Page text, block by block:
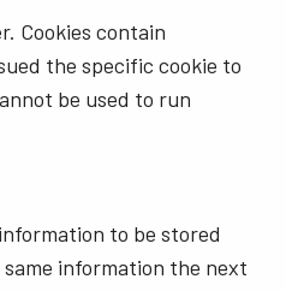
Cookies contain
the specific cookie to
be used to run
to be stored
information the next